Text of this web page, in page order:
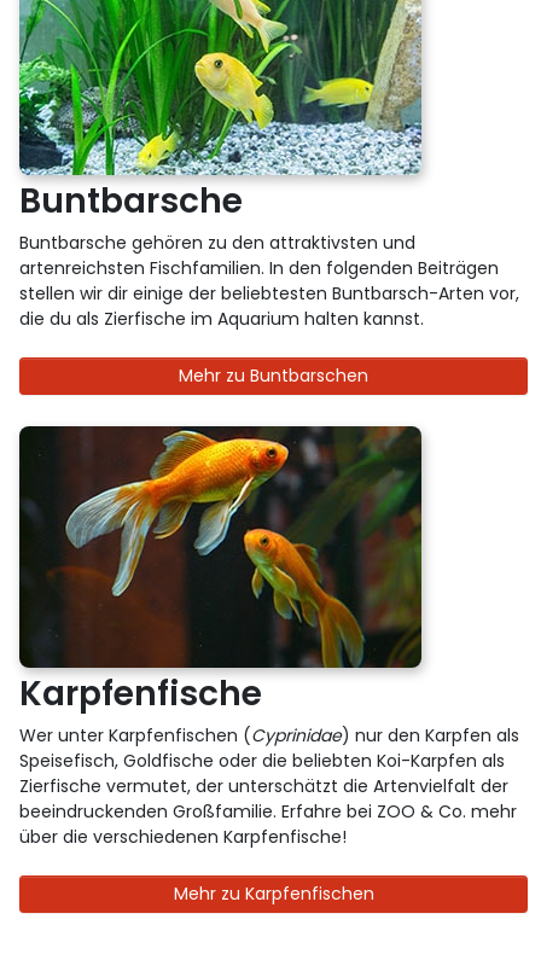
Buntbarsche
Buntbarsche gehören zu den attraktivsten und
artenreichsten Fischfamilien. In den folgenden Beiträgen
stellen wir dir einige der beliebtesten Buntbarsch-Arten vor,
die du als Zierfische im Aquarium halten kannst.
Mehr zu Buntbarschen
Karpfenfische
Wer unter Karpfenfischen (Cyprinidae) nur den Karpfen als
Speisefisch, Goldfische oder die beliebten Koi-Karpfen als
Zierfische vermutet, der unterschätzt die Artenvielfalt der
beeindruckenden Großfamilie. Erfahre bei ZOO & Co. mehr
über die verschiedenen Karpfenfische!
Mehr zu Karpfenfischen